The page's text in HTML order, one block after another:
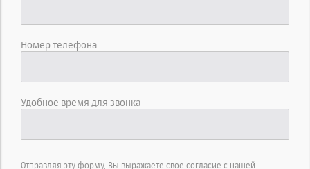
Номер телефона
Удобное время для звонка
Отправляя эту форму, Вы выражаете свое согласие с нашей